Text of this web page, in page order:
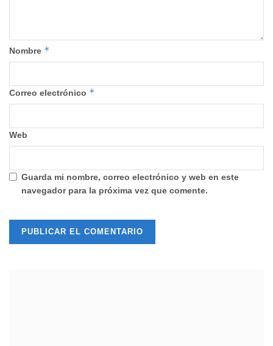
Nombre *
Correo electrónico *
Web
Guarda mi nombre, correo electrónico y web en este
navegador para la próxima vez que comente.